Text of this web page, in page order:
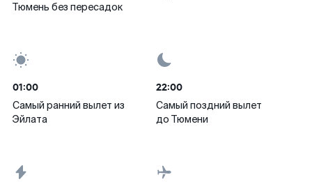
Тюмень без пересадок
01:00
Самый ранний вылет из
Эйлата
22:00
Самый поздний вылет
до Тюмени